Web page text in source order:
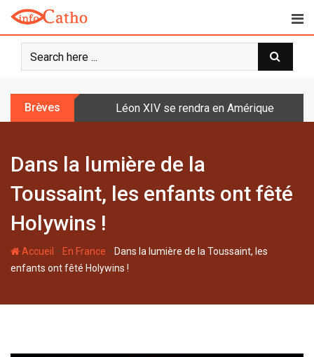
o
Brèves Léon XIV se rendra en Amérique latine à
Dans la lumière de la
Toussaint, les enfants ont fêté
Holywins !
Accueil - En France - Dans la lumière de la Toussaint, les
enfants ont fêté Holywins !